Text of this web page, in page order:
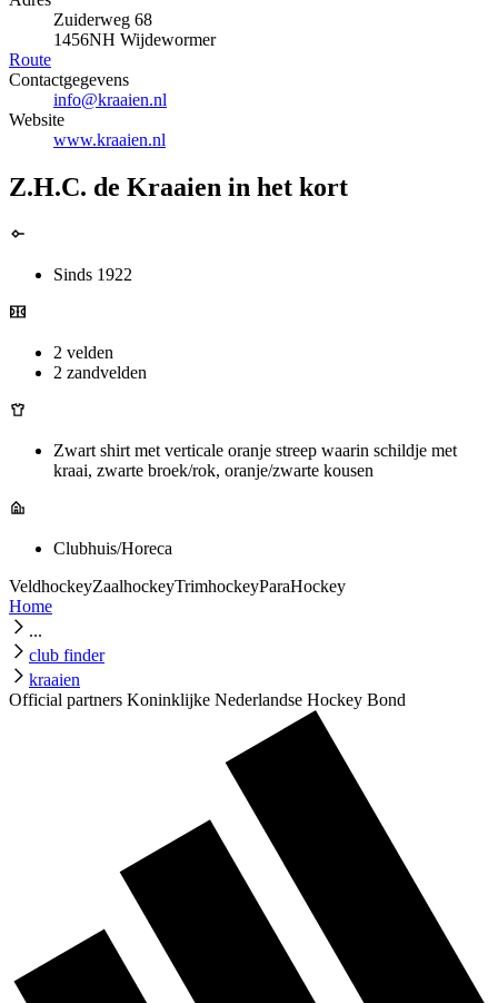
Zuiderweg 68
1456NH Wijdewormer
Route
Contactgegevens
info@kraaien.nl
Website
www.kraaien.nl
Z.H.C. de Kraaien in het kort
Sinds 1922
2 velden
2 zandvelden
Zwart shirt met verticale oranje streep waarin schildje met
kraai, zwarte broek/rok, oranje/zwarte kousen
Clubhuis/Horeca
VeldhockeyZaalhockeyTrimhockeyParaHockey
Home
...
club finder
kraaien
Official partners Koninklijke Nederlandse Hockey Bond